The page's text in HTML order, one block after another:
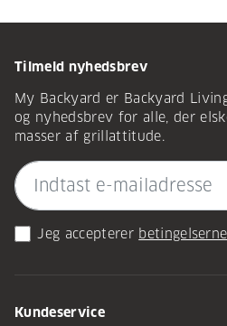
Tilmeld nyhedsbrev
My Backyard er Backyard
og nyhedsbrev for alle, der
masser af grillattitude.
Jeg accepterer betingelserne
Kundeservice